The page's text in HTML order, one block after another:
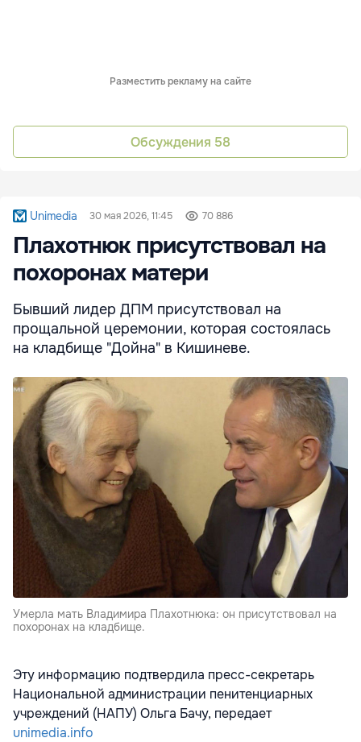
Разместить рекламу на сайте
Обсуждения 58
Unimedia 30 мая 2026, 11:45 70 886
Плахотнюк присутствовал на
похоронах матери
Бывший лидер ДПМ присутствовал на
прощальной церемонии, которая состоялась
на кладбище "Дойна" в Кишиневе.
Умерла мать Владимира Плахотнюка: он присутствовал на
похоронах на кладбище.
Эту информацию подтвердила пресс-секретарь
Национальной администрации пенитенциарных
учреждений (НАПУ) Ольга Бачу, передает
unimedia.info